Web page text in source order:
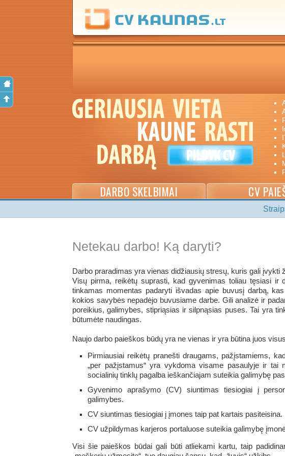
DARBO SKELBIMAI CV
Netekau darbo! Ką daryti?
Darbo praradimas yra vienas didžiausių stresų, kuris gali
Visų pirma, reikėtų suprasti, kad gyvenimas toliau tęsiasi ir
tinkamas momentas padaryti išvadas apie buvusį darbą,
kokios savybės nepadėjo buvusiame darbe. Gili analizė ir
poreikius, galimybes, stipriąsias ir silpnąsias puses. Tai yra
būtumėte naudingas.
Naujo darbo paieškos būdų yra ne vienas ir yra būtina juos
Pirmiausiai reikėtų pranešti draugams, pažįstamiems,
„per pažįstamus“ yra vykdoma visame pasaulyje ir tai
socialinių tinklų pagalba ieškančiajam suteikia galimybę
Gyvenimo aprašymo (CV) siuntimas tiesiogiai į
galimybes.
CV siuntimas tiesiogiai į įmones taip pat kartais pasiteisina.
CV užpildymas karjeros portaluose suteikia galimybę
Visi šie paieškos būdai gali būti atliekami kartu, taip